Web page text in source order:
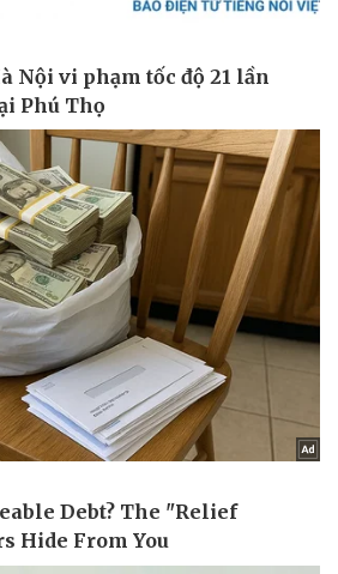
Ô tô - Xe máy
Ô tô
Xe máy
Tư vấn